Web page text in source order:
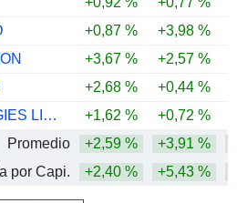
+0,87 % +3,98 %
+3,67 % +2,57 %
+2,68 % +0,44 %
HCL TECHNOLOGIES LIMITED
+1,62 % +0,72 %
Promedio
+2,59 % +3,91 %
por Capi.
+2,40 % +5,43 %